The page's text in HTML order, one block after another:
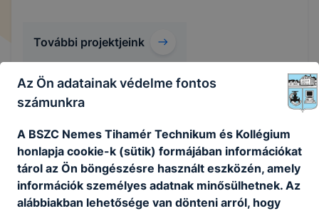
További projektjeink
KEHOP-5.2.10-16-2018-00183
A Kollégium B épületének nyílászáró cseréje, homlokzati
szigetelése, lapostető szigetelése, bádogos szerkezetek
cseréje, napelemes rendszer kialakítása.
Az Ön adatainak védelme fontos
számunkra
A BSZC Nemes Tihamér Technikum és Kollégium
honlapja cookie-k (sütik) formájában információkat
tárol az Ön böngészésre használt eszközén, amely
információk személyes adatnak minősülhetnek. Az
alábbiakban lehetősége van dönteni arról, hogy